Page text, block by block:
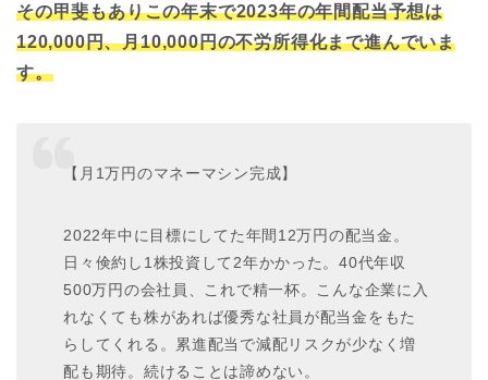
その甲斐もありこの年末で2023年の年間配当予想は
120,000円、月10,000円の不労所得化まで進んでいま
す。
【月1万円のマネーマシン完成】
2022年中に目標にしてた年間12万円の配当金。
日々倹約し1株投資して2年かかった。40代年収
500万円の会社員、これで精一杯。こんな企業に入
れなくても株があれば優秀な社員が配当金をもた
らしてくれる。累進配当で減配リスクが少なく増
配も期待。続けることは諦めない。